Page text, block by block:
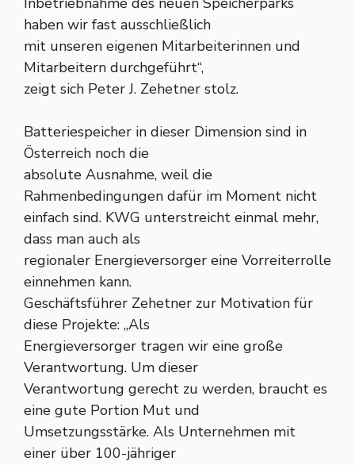
haben wir fast ausschließlich
mit unseren eigenen Mitarbeiterinnen und
Mitarbeitern durchgeführt“,
zeigt sich Peter J. Zehetner stolz.
Batteriespeicher in dieser Dimension sind in
Österreich noch die
absolute Ausnahme, weil die
Rahmenbedingungen dafür im Moment nicht
einfach sind. KWG unterstreicht einmal mehr,
dass man auch als
regionaler Energieversorger eine Vorreiterrolle
einnehmen kann.
Geschäftsführer Zehetner zur Motivation für
diese Projekte: „Als
Energieversorger tragen wir eine große
Verantwortung. Um dieser
Verantwortung gerecht zu werden, braucht es
eine gute Portion Mut und
Umsetzungsstärke. Als Unternehmen mit
einer über 100-jähriger